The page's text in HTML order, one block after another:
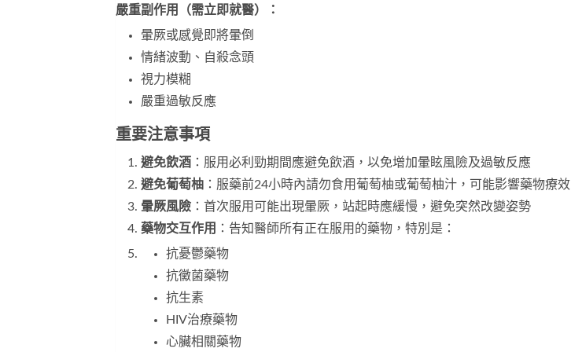
嚴重副作用（需立即就醫）：
暈厥或感覺即將暈倒
情緒波動、自殺念頭
視力模糊
嚴重過敏反應
重要注意事項
避免飲酒 ：服用必利勁期間應避免飲酒，以免增加暈眩風險及過敏反應
避免葡萄柚 ：服藥前24小時內請勿食用葡萄柚或葡萄柚汁，可能影響藥物療效
暈厥風險 ：首次服用可能出現暈厥，站起時應緩慢，避免突然改變姿勢
藥物交互作用
：告知醫師所有正在服用的藥物，特別是：
抗憂鬱藥物
抗黴菌藥物
抗生素
HIV治療藥物
心臟相關藥物